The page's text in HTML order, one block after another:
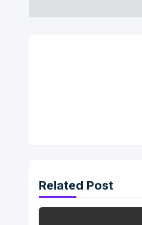
Related Post